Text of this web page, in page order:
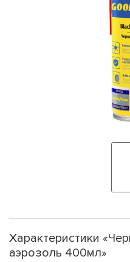
Характеристики
аэрозоль 400мл»